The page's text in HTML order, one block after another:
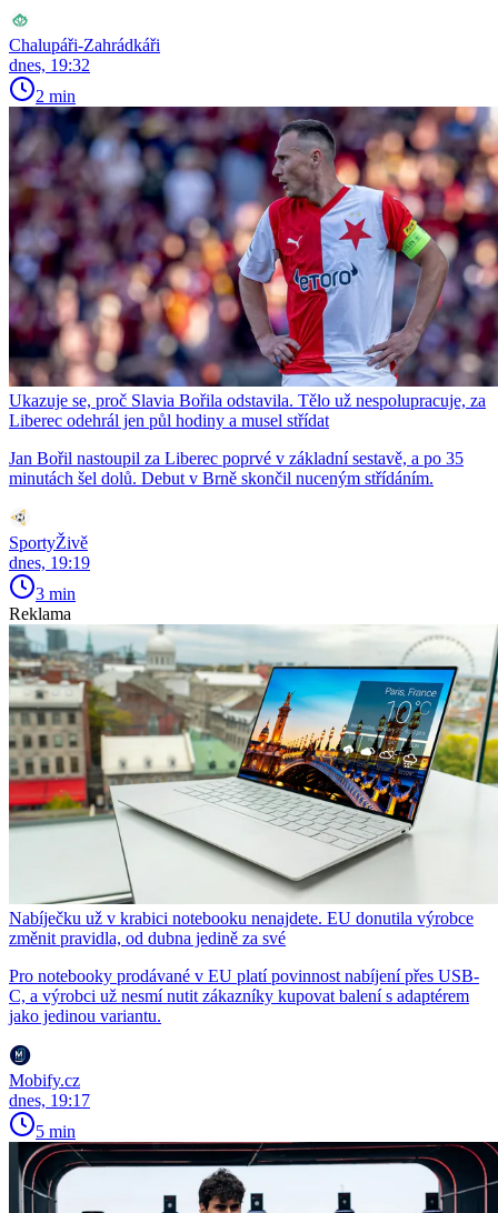
Chalupáři-Zahrádkáři
dnes, 19:32
2 min
Ukazuje se, proč Slavia Bořila odstavila. Tělo už nespolupracuje, za
Liberec odehrál jen půl hodiny a musel střídat
Jan Bořil nastoupil za Liberec poprvé v základní sestavě, a po 35
minutách šel dolů. Debut v Brně skončil nuceným střídáním.
SportyŽivě
dnes, 19:19
3 min
Reklama
Nabíječku už v krabici notebooku nenajdete. EU donutila výrobce
změnit pravidla, od dubna jedině za své
Pro notebooky prodávané v EU platí povinnost nabíjení přes USB-
C, a výrobci už nesmí nutit zákazníky kupovat balení s adaptérem
jako jedinou variantu.
Mobify.cz
dnes, 19:17
5 min